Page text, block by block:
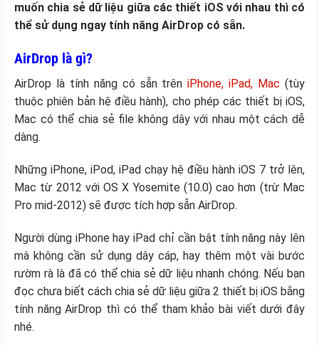
muốn chia sẻ dữ liệu giữa các thiết iOS với nhau thì có
thể sử dụng ngay tính năng AirDrop có sẵn.
AirDrop là gì?
AirDrop là tính năng có sẵn trêniPhone, iPad, Mac (tùy
thuộc phiên bản hệ điều hành), cho phép các thiết bị iOS,
Mac có thể chia sẻ file không dây với nhau một cách dễ
dàng.
Những iPhone, iPod, iPad chạy hệ điều hành iOS 7 trở lên,
Mac từ 2012 với OS X Yosemite (10.0) cao hơn (trừ Mac
Pro mid-2012) sẽ được tích hợp sẵn AirDrop.
Người dùng iPhone hay iPad chỉ cần bật tính năng này lên
mà không cần sử dụng dây cáp, hay thêm một vài bước
rườm rà là đã có thể chia sẻ dữ liệu nhanh chóng. Nếu bạn
đọc chưa biết cách chia sẻ dữ liệu giữa 2 thiết bị iOS bằng
tính năng AirDrop thì có thể tham khảo bài viết dưới đây
nhé.